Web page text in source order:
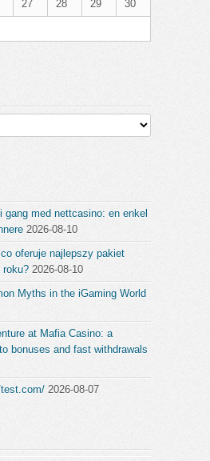
27 28 29 30
gang med nettcasino: en enkel
2026-08-10
oferuje najlepszy pakiet
roku? 2026-08-10
Myths in the iGaming World
at Mafia Casino: a
bonuses and fast withdrawals
2026-08-07